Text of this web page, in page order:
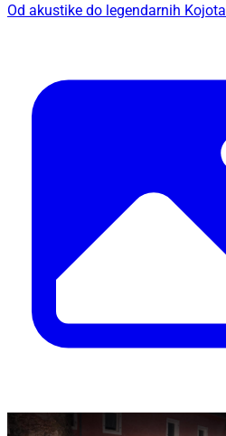
Od akustike do legendarnih Kojota